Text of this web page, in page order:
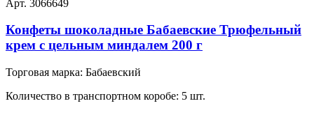
Арт. 3066649
Конфеты шоколадные Бабаевские Трюфельный
крем с цельным миндалем 200 г
Торговая марка: Бабаевский
Количество в транспортном коробе: 5 шт.